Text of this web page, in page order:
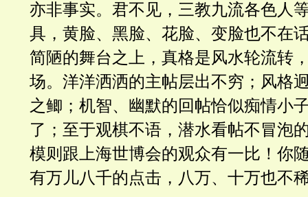
亦非事实。君不见，三教九流各色人
具，黄脸、黑脸、花脸、变脸也不在
简陋的舞台之上，真格是风水轮流转
场。洋洋洒洒的主帖层出不穷；风格
之鲫；机智、幽默的回帖恰似痴情小
了；至于观棋不语，潜水看帖不冒泡
模则跟上海世博会的观众有一比！你
有万儿八千的点击，八万、十万也不